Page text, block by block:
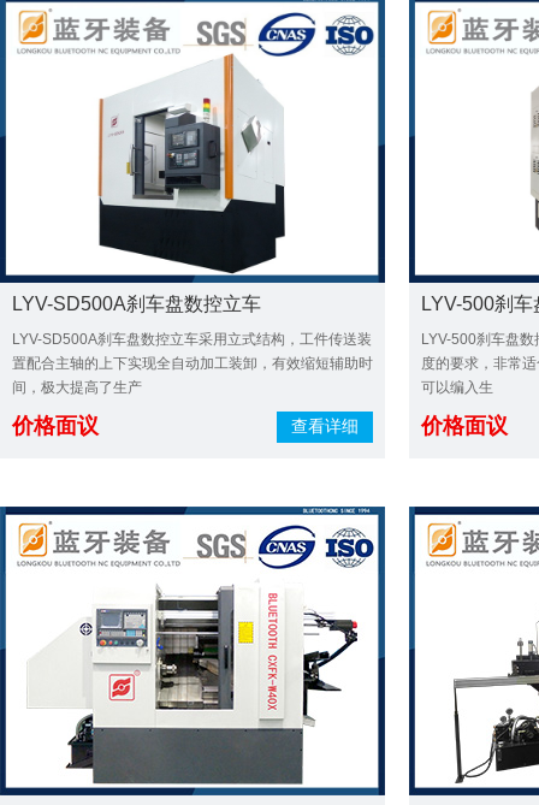
LYV-SD500A刹车盘数控立车
LYV-SD500A刹车盘数控立车采用立式结构，工件传送装
置配合主轴的上下实现全自动加工装卸，有效缩短辅助时
间，极大提高了生产
查看详细
价格面议
LYV-500刹
LYV-500刹车盘
度的要求，非常
可以编入生
价格面议